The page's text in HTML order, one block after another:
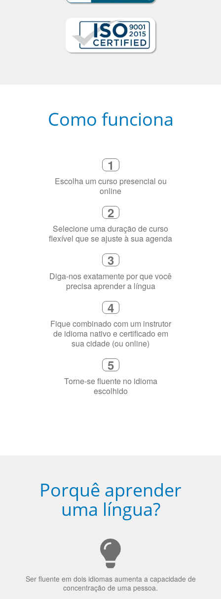
Como funciona
Escolha um curso presencial ou
online
Selecione uma duração de curso
flexível que se ajuste à sua agenda
Diga-nos exatamente por que você
precisa aprender a língua
Fique combinado com um instrutor
de idioma nativo e certificado em
sua cidade (ou online)
5
Torne-se fluente no idioma
escolhido
Porquê aprender
uma língua?
Ser fluente em dois idiomas aumenta a capacidade de
concentração de uma pessoa.